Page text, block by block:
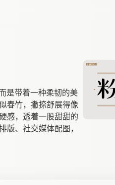
是带着一种柔韧的美
春竹，撇捺舒展得像
感，透着一股甜甜的
、社交媒体配图，